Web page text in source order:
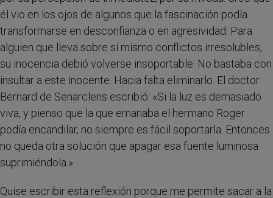
él vio en los ojos de algunos que la fascinación podía
transformarse en desconfianza o en agresividad. Para
alguien que lleva sobre sí mismo conflictos irresolubles,
su inocencia debió volverse insoportable. No bastaba con
insultar a este inocente. Hacia falta eliminarlo. El doctor
Bernard de Senarclens escribió: «Si la luz es demasiado
viva, y pienso que la que emanaba el hermano Roger
podía encandilar, no siempre es fácil soportarla. Entonces
no queda otra solución que apagar esa fuente luminosa
suprimiéndola.»
Quise escribir esta reflexión porque me permite sacar a la